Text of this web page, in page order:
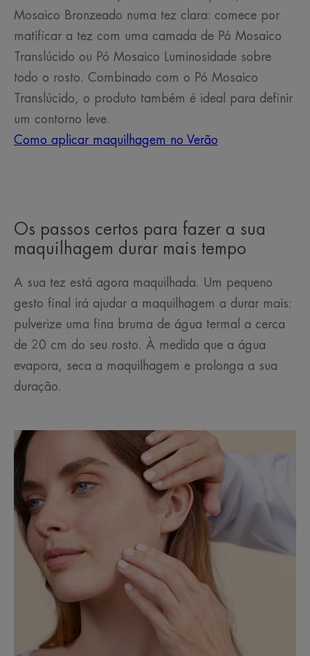
Mosaico Bronzeado numa tez clara: comece por
matificar a tez com uma camada de Pó Mosaico
Translúcido ou Pó Mosaico Luminosidade sobre
todo o rosto. Combinado com o Pó Mosaico
Translúcido, o produto também é ideal para definir
um contorno leve.
Como aplicar maquilhagem no Verão
Os passos certos para fazer a sua
maquilhagem durar mais tempo
A sua tez está agora maquilhada. Um pequeno
gesto final irá ajudar a maquilhagem a durar mais:
pulverize uma fina bruma de água termal a cerca
de 20 cm do seu rosto. À medida que a água
evapora, seca a maquilhagem e prolonga a sua
duração.